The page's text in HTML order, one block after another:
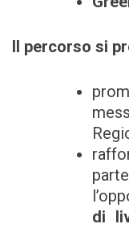
Il percorso si
di